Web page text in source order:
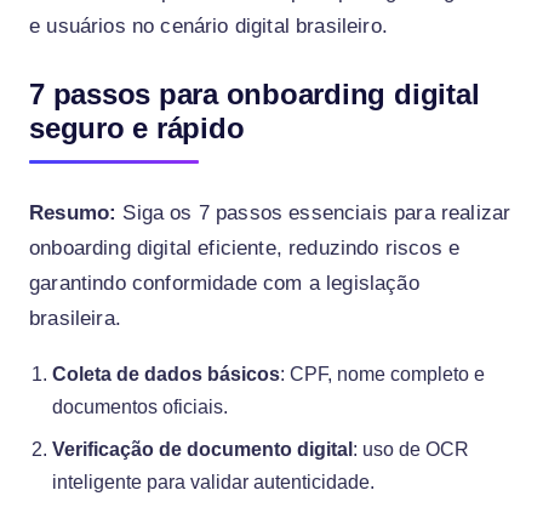
e usuários no cenário digital brasileiro.
7 passos para onboarding digital
seguro e rápido
Resumo: Siga os 7 passos essenciais para realizar
onboarding digital eficiente, reduzindo riscos e
garantindo conformidade com a legislação
brasileira.
Coleta de dados básicos: CPF, nome completo e
documentos oficiais.
Verificação de documento digital : uso de OCR
inteligente para validar autenticidade.